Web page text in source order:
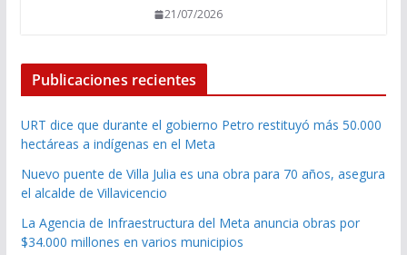
21/07/2026
Publicaciones recientes
URT dice que durante el gobierno Petro restituyó más 50.000
hectáreas a indígenas en el Meta
Nuevo puente de Villa Julia es una obra para 70 años, asegura
el alcalde de Villavicencio
La Agencia de Infraestructura del Meta anuncia obras por
$34.000 millones en varios municipios